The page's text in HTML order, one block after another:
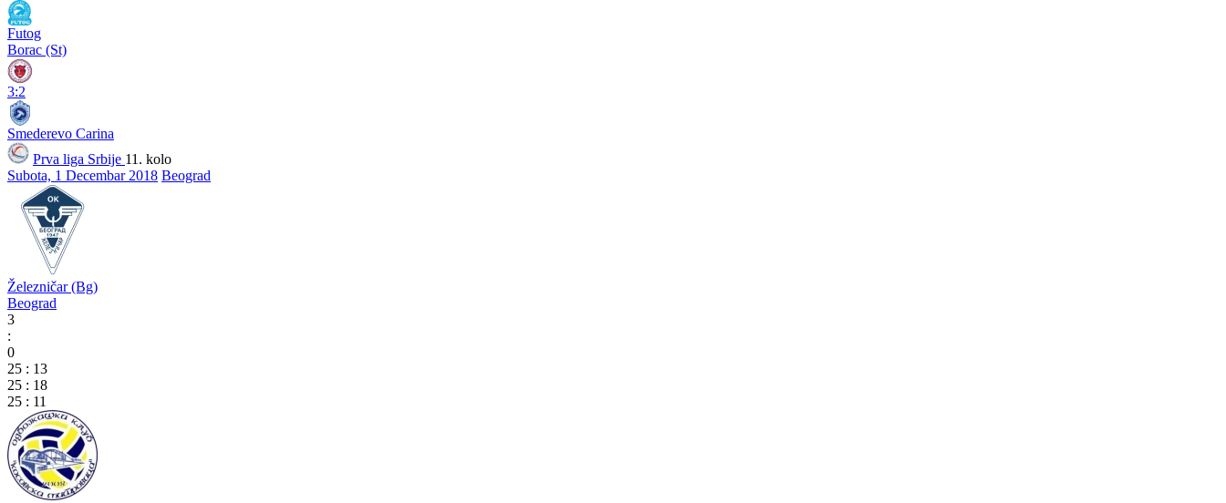
Futog
Borac (St)
3:2
Smederevo Carina
Prva liga Srbije 11. kolo
Subota, 1 Decembar 2018 Beograd
Železničar (Bg)
Beograd
3
:
0
25 : 13
25 : 18
25 : 11